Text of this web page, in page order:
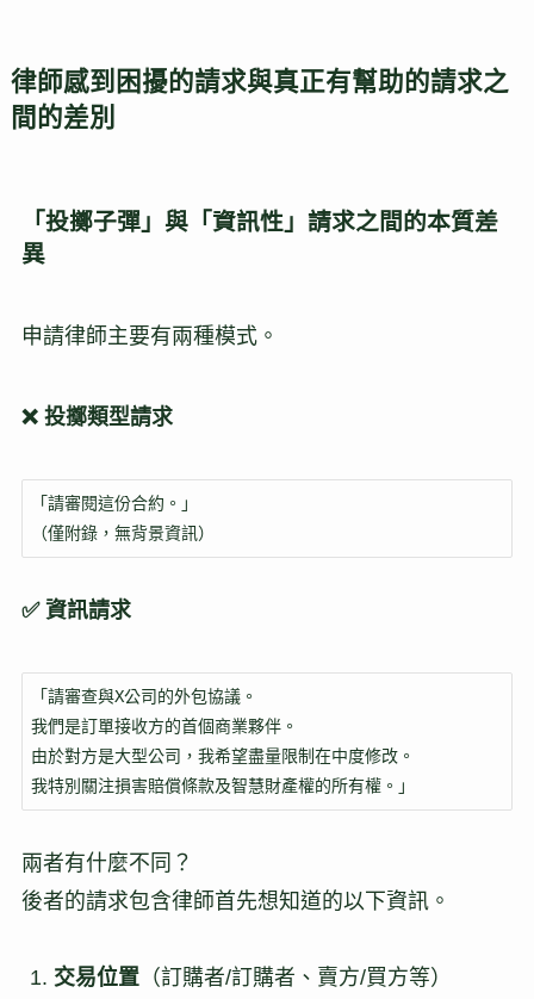
律師感到困擾的請求與真正有幫助的請求之
間的差別
「投擲子彈」與「資訊性」請求之間的本質差
異
申請律師主要有兩種模式。
❌ 投擲類型請求
「請審閱這份合約。」
（僅附錄，無背景資訊）
✅ 資訊請求
「請審查與X公司的外包協議。
我們是訂單接收方的首個商業夥伴。
由於對方是大型公司，我希望盡量限制在中度修改。
我特別關注損害賠償條款及智慧財產權的所有權。」
兩者有什麼不同？
後者的請求包含律師首先想知道的以下資訊。
交易位置（訂購者/訂購者、賣方/買方等）